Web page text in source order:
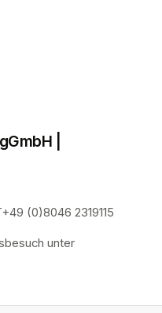
|
in a new tab)
(0)8046 2319115
(opens in a new tab)
(opens in a new tab)
(opens in a new tab)
(opens in a new tab)